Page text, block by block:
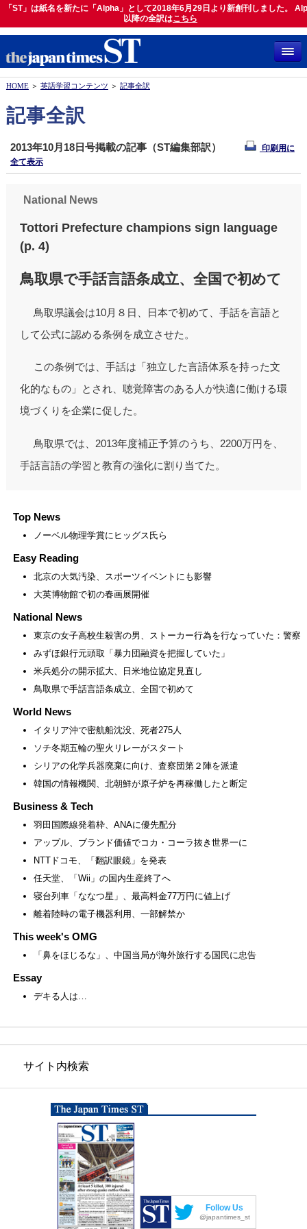
「ST」は紙名を新たに「Alpha」として2018年6月29日より新創刊しました。
以降の全訳はこちら
「ST」は紙名を新たに「Alpha」として2018年6月29日より新創刊しました。
以降の全訳はこちら
HOME＞ 英語学習コンテンツ ＞ 記事全訳
記事全訳
2013年10月18日号掲載の記事（ST編集部訳）
印刷用に
全て表示
National News
Tottori Prefecture champions sign language
(p. 4)
鳥取県で手話言語条成立、全国で初めて
鳥取県議会は10月８日、日本で初めて、手話を言語と
して公式に認める条例を成立させた。
この条例では、手話は「独立した言語体系を持った文
化的なもの」とされ、聴覚障害のある人が快適に働ける環
境づくりを企業に促した。
鳥取県では、2013年度補正予算のうち、2200万円を、
手話言語の学習と教育の強化に割り当てた。
Top News
ノーベル物理学賞にヒッグス氏ら
Easy Reading
北京の大気汚染、スポーツイベントにも影響
大英博物館で初の春画展開催
National News
東京の女子高校生殺害の男、ストーカー行為を行なっていた：警察
みずほ銀行元頭取「暴力団融資を把握していた」
米兵処分の開示拡大、日米地位協定見直し
鳥取県で手話言語条成立、全国で初めて
World News
イタリア沖で密航船沈没、死者275人
ソチ冬期五輪の聖火リレーがスタート
シリアの化学兵器廃棄に向け、査察団第２陣を派遣
韓国の情報機関、北朝鮮が原子炉を再稼働したと断定
Business & Tech
羽田国際線発着枠、ANAに優先配分
アップル、ブランド価値でコカ・コーラ抜き世界一に
NTTドコモ、「翻訳眼鏡」を発表
任天堂、「Wii」の国内生産終了へ
寝台列車「ななつ星」、最高料金77万円に値上げ
離着陸時の電子機器利用、一部解禁か
This week's OMG
「鼻をほじるな」、中国当局が海外旅行する国民に忠告
Essay
デキる人は…
サイト内検索
Follow Us
@japantimes_st